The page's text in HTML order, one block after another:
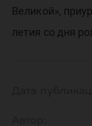
Великой»,
летия со дня